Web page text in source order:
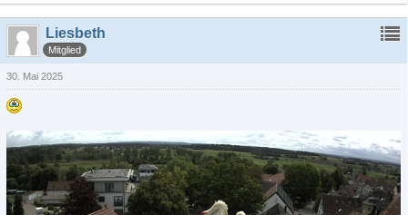
Liesbeth
Mitglied
30. Mai 2025